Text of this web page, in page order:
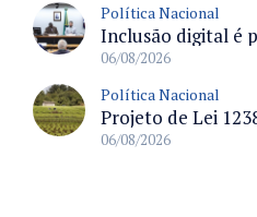
Política Nacional
06/08/2026
Política Nacional
06/08/2026